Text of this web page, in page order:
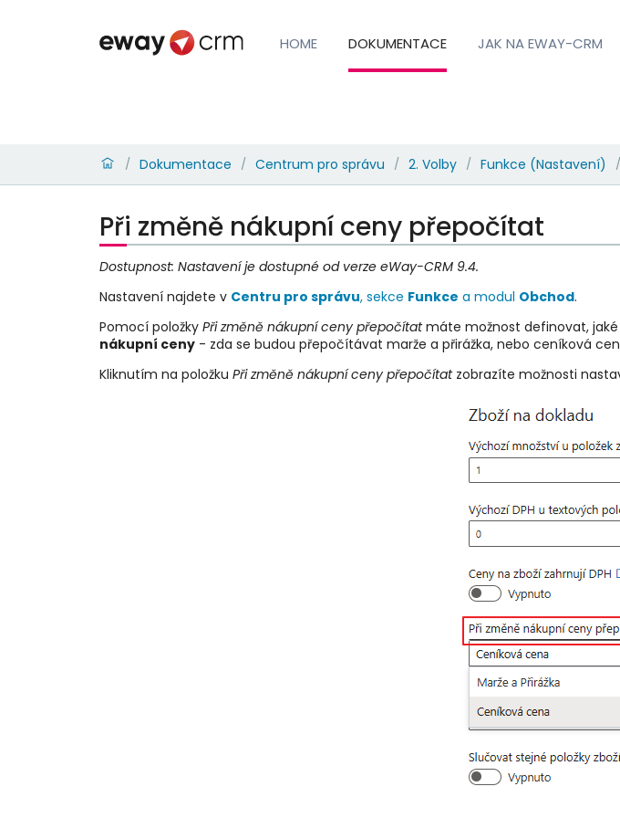
HOME DOKUMENTACE JAK NA EWAY-CRM
/ Dokumentace / Centrum pro správu / 2. Volby / Funkce (Nastavení) /
Při změně nákupní ceny přepočítat
Dostupnost: Nastavení je dostupné od verze eWay-CRM 9.4.
Nastavení najdete v Centru pro správu, sekce Funkce a modul Obchod.
Pomocí položky Při změně nákupní ceny přepočítat máte možnost definovat, jaké
nákupní ceny- zda se budou přepočítávat marže a přirážka, nebo ceníková
Kliknutím na položku Při změně nákupní ceny přepočítatzobrazíte možnosti